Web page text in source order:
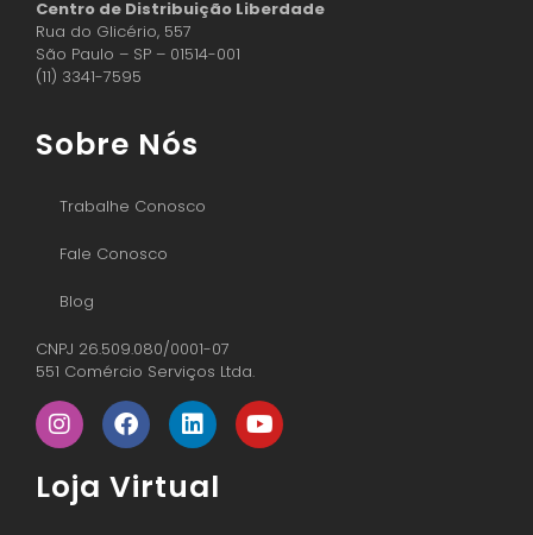
Centro de Distribuição Liberdade
Rua do Glicério, 557
São Paulo – SP – 01514-001
(11) 3341-7595
Sobre Nós
Trabalhe Conosco
Fale Conosco
Blog
CNPJ 26.509.080/0001-07
551 Comércio Serviços Ltda.
Loja Virtual